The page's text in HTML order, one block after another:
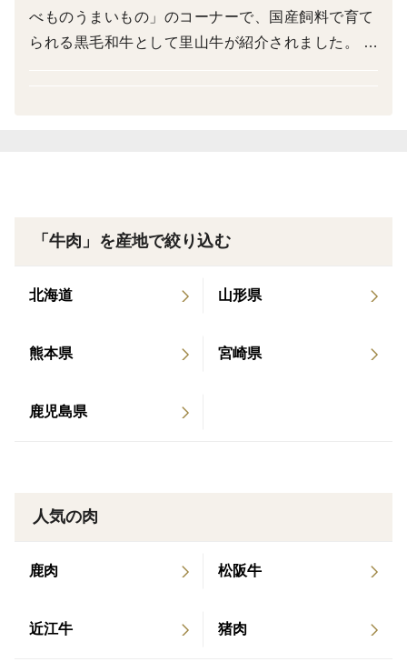
【投稿へのご返信】
お客様からの投稿などのメッセージには生産者としていつ
沈んだ色に見えますが、品質等には問題ございません。ま
質に問題はございませんのでご安心ください。
※牛の個体差によって一枚あたりの肉の量や形、脂のつき
※牛毛について
ございます。しっかり洗浄しておりますため、食品衛生上
余分な脂がなく、赤身の旨みが詰まった牛肉本来の濃厚
な味わい。牧草由来の栄養素が豊富でお肉好きだけでな
な味わいや風味をお楽しみいただけます。
ている地域も多く、さらに獣害や昨今の異常気象による
農地が年々増加の一途をたどっています。これは、我々
そこで、年々高まる赤身肉のニーズと地方の課題をとも
《里山牛とは》
牛】と名付けました。
で、牛が伸びっぱなしになった草を食べて有害鳥獣の温
べものうまいもの」のコーナーで、国産飼料で育て
られる黒毛和牛として里山牛が紹介されました。 2
「牛肉」を産地で絞り込む
北海道 山形県
熊本県 宮崎県
鹿児島県
人気の肉
鹿肉 松阪牛
近江牛 猪肉